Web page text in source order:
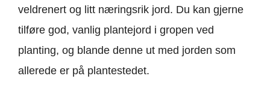
veldrenert og litt næringsrik jord. Du kan gjerne
tilføre god, vanlig plantejord i gropen ved
planting, og blande denne ut med jorden som
allerede er på plantestedet.